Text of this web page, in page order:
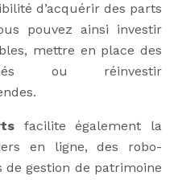
d’acquérir des parts
pouvez ainsi investir
mettre en place des
ou réinvestir
facilite également la
en ligne, des robo-
gestion de patrimoine